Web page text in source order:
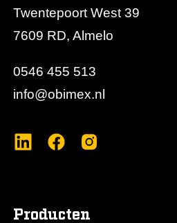
Twentepoort West 39
7609 RD, Almelo
0546 455 513
info@obimex.nl
Producten